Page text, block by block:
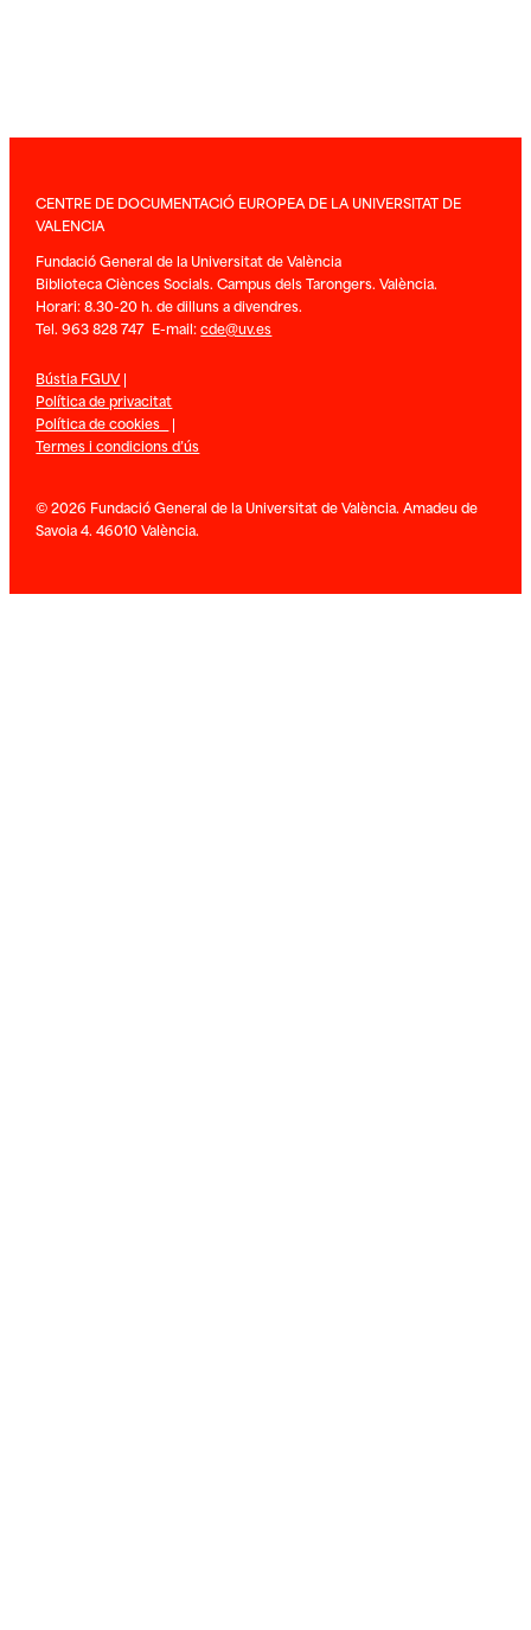
CENTRE DE DOCUMENTACIÓ EUROPEA DE LA UNIVERSITAT DE
VALENCIA
Fundació General de la Universitat de València
Biblioteca Ciènces Socials. Campus dels Tarongers. València.
Horari: 8.30-20 h. de dilluns a divendres.
Tel. 963 828 747 E-mail:cde@uv.es
Bústia FGUV|
Política de privacitat
Política de cookies |
Termes i condicions d’ús
© 2026 Fundació General de la Universitat de València. Amadeu de
Savoia 4. 46010 València.